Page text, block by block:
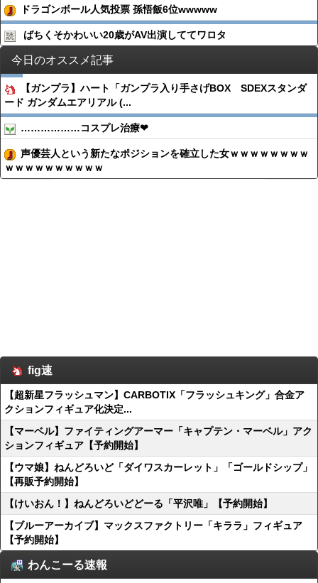
ドラゴンボール人気投票 孫悟飯6位wwwww
ばちくそかわいい20歳がAV出演しててワロタ
今日のオススメ記事
【ガンプラ】ハート「ガンプラ入り手さげBOX SDEXスタンダ
ード ガンダムエアリアル (...
………………コスプレ治療❤
声優芸人という新たなポジションを確立した女ｗｗｗｗｗｗｗｗ
ｗｗｗｗｗｗｗｗｗｗ
fig速
【超新星フラッシュマン】CARBOTIX「フラッシュキング」合金ア
クションフィギュア化決定...
【マーベル】ファイティングアーマー「キャプテン・マーベル」アク
ションフィギュア【予約開始】
【ウマ娘】ねんどろいど「ダイワスカーレット」「ゴールドシップ」
【再販予約開始】
【けいおん！】ねんどろいどどーる「平沢唯」【予約開始】
【ブルーアーカイブ】マックスファクトリー「キララ」フィギュア
【予約開始】
わんこーる速報